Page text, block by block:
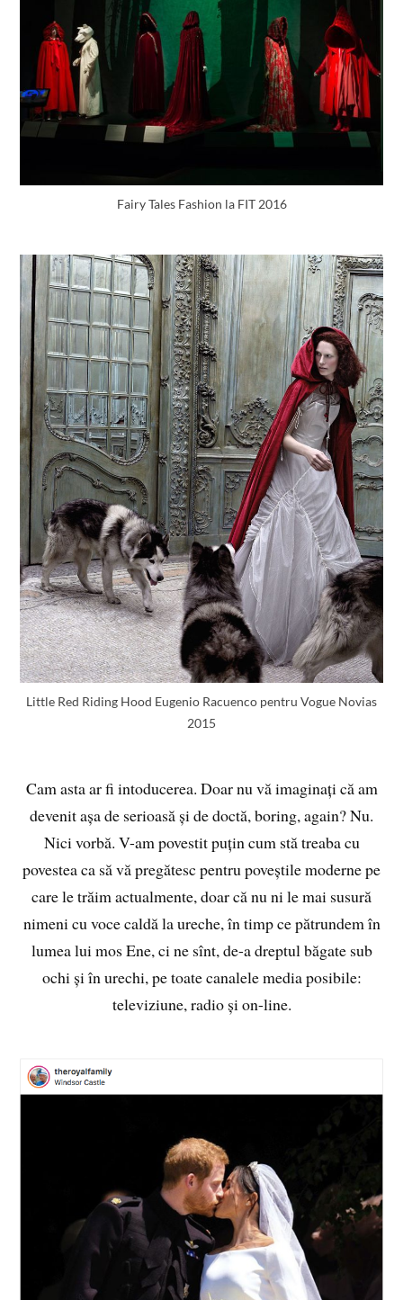
Fairy Tales Fashion la FIT 2016
Little Red Riding Hood Eugenio Racuenco pentru Vogue Novias
2015
Cam asta ar fi intoducerea. Doar nu vă imaginați că am
devenit așa de serioasă și de doctă, boring, again? Nu.
Nici vorbă. V-am povestit puțin cum stă treaba cu
povestea ca să vă pregătesc pentru poveștile moderne pe
care le trăim actualmente, doar că nu ni le mai susură
nimeni cu voce caldă la ureche, în timp ce pătrundem în
lumea lui mos Ene, ci ne sînt, de-a dreptul băgate sub
ochi și în urechi, pe toate canalele media posibile:
televiziune, radio și on-line.